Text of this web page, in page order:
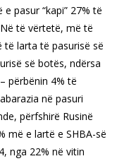
pasur “kapi” 27% të
të vërtetë, më të
të larta të pasurisë së
së botës, ndërsa
përbënin 4% të
në pasuri
përfshirë Rusinë
më e lartë e SHBA-së
nga 22% në vitin